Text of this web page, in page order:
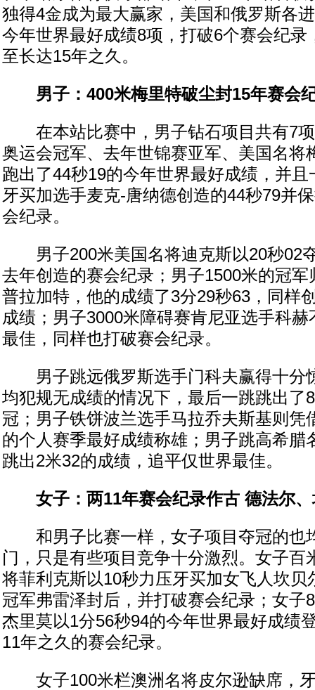
独得4金成为最大赢家，美国和俄罗斯各
今年世界最好成绩8项，打破6个赛会纪录
至长达15年之久。
男子：400米梅里特破尘封15年赛会
在本站比赛中，男子钻石项目共有7项
奥运会冠军、去年世锦赛亚军、美国名将
跑出了44秒19的今年世界最好成绩，并且
牙买加选手麦克-唐纳德创造的44秒79并
会纪录。
男子200米美国名将迪克斯以20秒02
去年创造的赛会纪录；男子1500米的冠
普拉加特，他的成绩了3分29秒63，同样
成绩；男子3000米障碍赛肯尼亚选手科
最佳，同样也打破赛会纪录。
男子跳远俄罗斯选手门科夫赢得十分
均犯规无成绩的情况下，最后一跳跳出了
冠；男子铁饼波兰选手马拉乔夫斯基则凭
的个人赛季最好成绩称雄；男子跳高希腊
跳出2米32的成绩，追平仅世界最佳。
女子：两11年赛会纪录作古 德法尔
和男子比赛一样，女子项目夺冠的也
门，只是有些项目竞争十分激烈。女子百
将菲利克斯以10秒力压牙买加女飞人坎贝
冠军弗雷泽封后，并打破赛会纪录；女子
杰里莫以1分56秒94的今年世界最好成绩
11年之久的赛会纪录。
女子100米栏澳洲名将皮尔逊缺席，